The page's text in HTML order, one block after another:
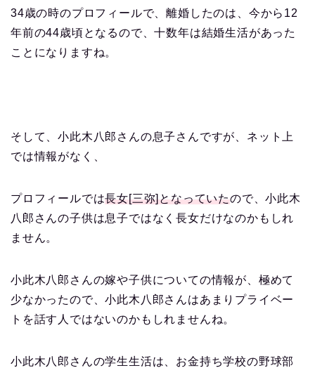
34歳の時のプロフィールで、離婚したのは、今から12
年前の44歳頃となるので、十数年は結婚生活があった
ことになりますね。
そして、小此木八郎さんの息子さんですが、ネット上
では情報がなく、
プロフィールでは長女[三弥]となっていたので、小此木
八郎さんの子供は息子ではなく長女だけなのかもしれ
ません。
小此木八郎さんの嫁や子供についての情報が、極めて
少なかったので、小此木八郎さんはあまりプライベー
トを話す人ではないのかもしれませんね。
小此木八郎さんの学生生活は、お金持ち学校の野球部